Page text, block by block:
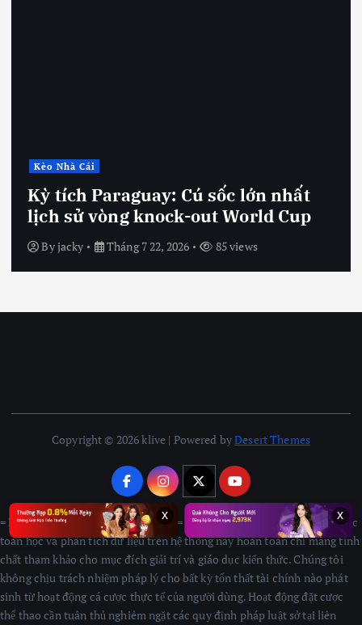
Kèo Nhà Cái
Kỳ tích Paraguay: Cú sốc lớn nhất
lịch sử vòng knock-out World Cup
Byjacky Tháng 7 22, 2026 85 views
Copyright © 2026 klive | Powered byDesert Themes
= Miễn Trách Và Tuân Thủ Pháp Lý = Mọi nội dung nhận định, công thức
toán học và phân tích dữ liệu trên hệ thống này hoàn toàn chỉ mang tính
chất tham khảo cho mục đích giải trí và giáo dục kiến thức. Chúng tôi
không chịu trách nhiệm pháp lý cho bất kỳ tổn thất tài chính nào phát
sinh từ hoạt động cá cược thực tế của người dùng. Hoạt động đặt cược
thể thao cần tuân thủ nghiêm ngặt các quy định pháp luật sở tại liên
x x